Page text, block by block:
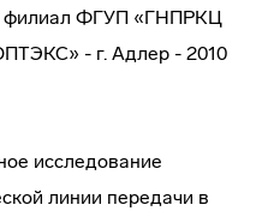
ФГУП «ГНПРКЦ
- г. Адлер - 2010
исследование
линии передачи в